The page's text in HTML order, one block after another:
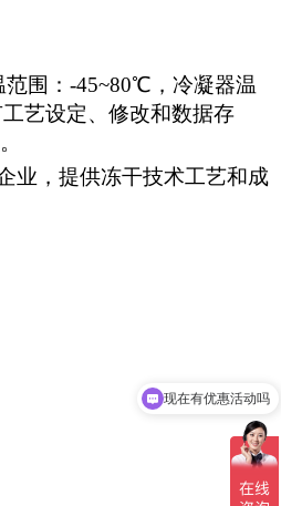
围：-45~80℃，冷凝器温
艺设定、修改和数据存
业，提供冻干技术工艺和成
现在有优惠活动吗